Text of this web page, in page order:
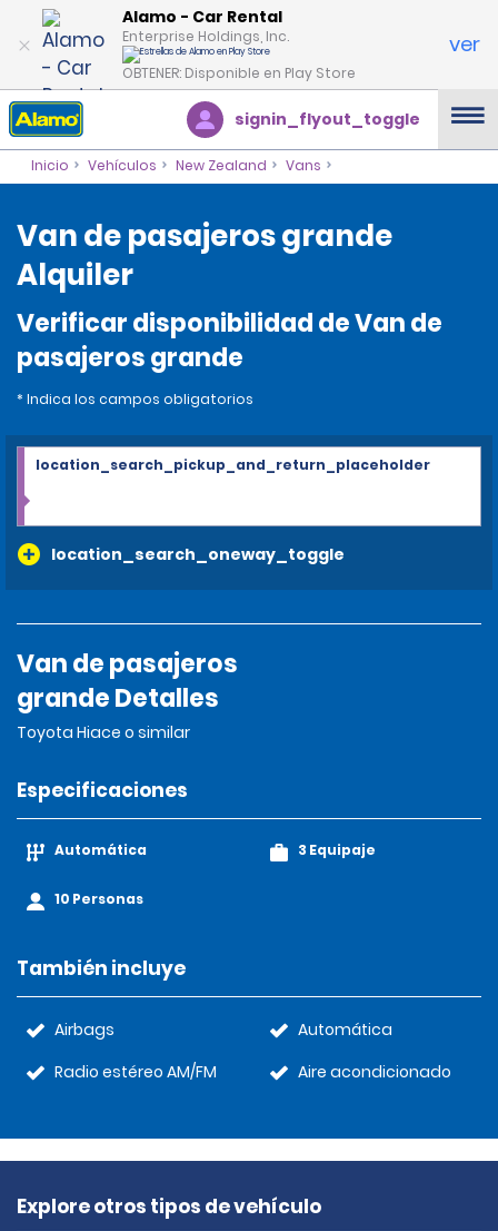
Alamo - Car Rental
Enterprise Holdings, Inc.
OBTENER: Disponible en Play Store
ver
signin_flyout_toggle
Inicio Vehículos New Zealand Vans
Van de pasajeros grande
Alquiler
Verificar disponibilidad de Van de
pasajeros grande
* Indica los campos obligatorios
location_search_oneway_toggle
location_search_pickup_and_return_placeholder
Van de pasajeros
grande Detalles
Toyota Hiace o similar
Especificaciones
Automática
10 Personas
3 Equipaje
También incluye
Airbags
Radio estéreo AM/FM
Automática
Aire acondicionado
Explore otros tipos de vehículo